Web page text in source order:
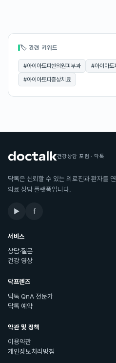
🏷 관련 키워드
#아이아토피한의원피부과 #아이아토
#아이아토피증상치료
건강상담 포럼 · 닥톡
닥톡은 신뢰할 수 있는 의료진과 환자를
의료 상담 플랫폼입니다.
▶ f
서비스
상담·질문
건강 영상
닥프렌즈
닥톡 QnA 전문가
닥톡 예약
약관 및 정책
이용약관
개인정보처리방침